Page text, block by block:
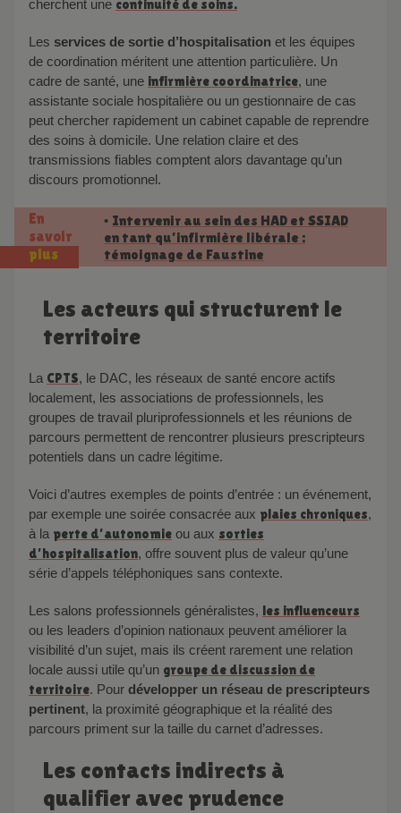
cherchent une continuité de soins.
Les services de sortie d’hospitalisation et les équipes
de coordination méritent une attention particulière. Un
cadre de santé, une infirmière coordinatrice, une
assistante sociale hospitalière ou un gestionnaire de cas
peut chercher rapidement un cabinet capable de reprendre
des soins à domicile. Une relation claire et des
transmissions fiables comptent alors davantage qu’un
discours promotionnel.
En
savoir
plus
• Intervenir au sein des HAD et SSIAD
en tant qu’infirmière libérale :
témoignage de Faustine
Les acteurs qui structurent le
territoire
La CPTS, le DAC, les réseaux de santé encore actifs
localement, les associations de professionnels, les
groupes de travail pluriprofessionnels et les réunions de
parcours permettent de rencontrer plusieurs prescripteurs
potentiels dans un cadre légitime.
Voici d’autres exemples de points d’entrée : un événement,
par exemple une soirée consacrée aux plaies chroniques,
à la perte d’autonomie ou aux sorties
d’hospitalisation, offre souvent plus de valeur qu’une
série d’appels téléphoniques sans contexte.
Les salons professionnels généralistes, les influenceurs
ou les leaders d’opinion nationaux peuvent améliorer la
visibilité d’un sujet, mais ils créent rarement une relation
locale aussi utile qu’un groupe de discussion de
territoire. Pour développer un réseau de prescripteurs
pertinent, la proximité géographique et la réalité des
parcours priment sur la taille du carnet d’adresses.
Les contacts indirects à
qualifier avec prudence